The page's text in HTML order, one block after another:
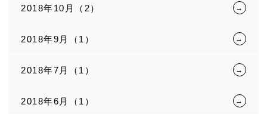
2018年10月（2）
2018年9月（1）
2018年7月（1）
2018年6月（1）